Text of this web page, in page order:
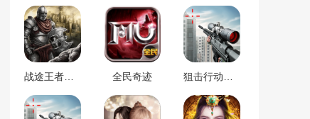
全民奇迹